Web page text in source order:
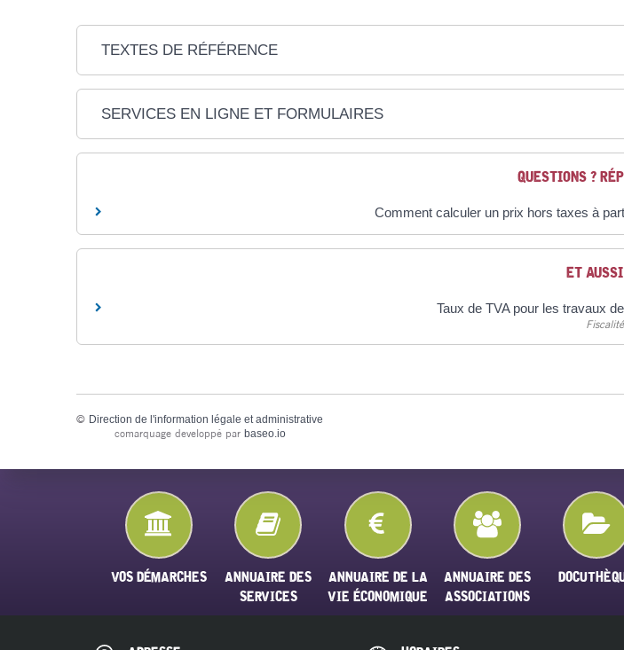
TEXTES DE RÉFÉRENCE
SERVICES EN LIGNE ET FORMULAIRES
QUESTIONS ?
Comment calculer un prix hors taxes à
ET AUSSI
Taux de TVA pour les travaux
Fiscalité
© Direction de l'information légale et administrative
comarquage developpé par baseo.io
VOS DÉMARCHES
ANNUAIRE DES
SERVICES
ANNUAIRE DE LA
VIE ÉCONOMIQUE
ANNUAIRE DES
ASSOCIATIONS